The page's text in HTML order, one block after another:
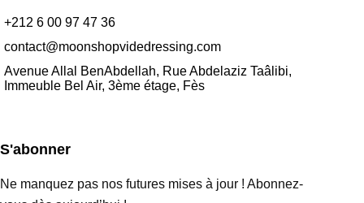
+212 6 00 97 47 36
contact@moonshopvidedressing.com
Avenue Allal BenAbdellah, Rue Abdelaziz Taâlibi,
Immeuble Bel Air, 3ème étage, Fès
S'abonner
Ne manquez pas nos futures mises à jour ! Abonnez-